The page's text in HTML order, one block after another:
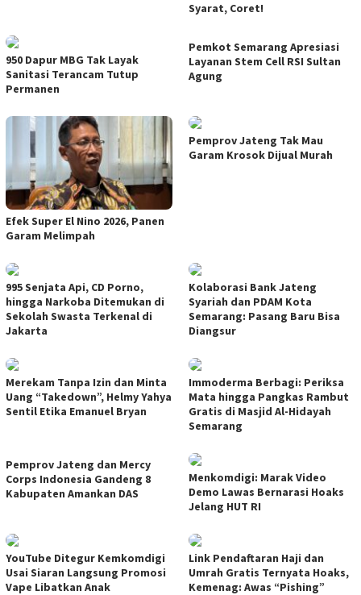
Syarat, Coret!
950 Dapur MBG Tak Layak
Sanitasi Terancam Tutup
Permanen
Pemkot Semarang Apresiasi
Layanan Stem Cell RSI Sultan
Agung
Efek Super El Nino 2026, Panen
Garam Melimpah
Pemprov Jateng Tak Mau
Garam Krosok Dijual Murah
995 Senjata Api, CD Porno,
hingga Narkoba Ditemukan di
Sekolah Swasta Terkenal di
Jakarta
Kolaborasi Bank Jateng
Syariah dan PDAM Kota
Semarang: Pasang Baru Bisa
Diangsur
Merekam Tanpa Izin dan Minta
Uang “Takedown”, Helmy Yahya
Sentil Etika Emanuel Bryan
Immoderma Berbagi: Periksa
Mata hingga Pangkas Rambut
Gratis di Masjid Al-Hidayah
Semarang
Pemprov Jateng dan Mercy
Corps Indonesia Gandeng 8
Kabupaten Amankan DAS
Menkomdigi: Marak Video
Demo Lawas Bernarasi Hoaks
Jelang HUT RI
YouTube Ditegur Kemkomdigi
Usai Siaran Langsung Promosi
Vape Libatkan Anak
Link Pendaftaran Haji dan
Umrah Gratis Ternyata Hoaks,
Kemenag: Awas “Pishing”